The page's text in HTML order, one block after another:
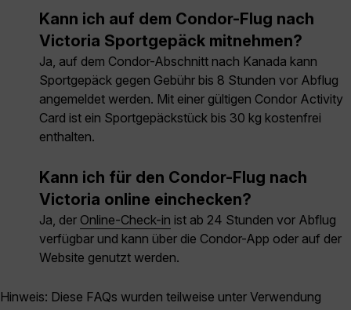
Kann ich auf dem Condor-Flug nach
Victoria Sportgepäck mitnehmen?
Ja, auf dem Condor-Abschnitt nach Kanada kann
Sportgepäck gegen Gebühr bis 8 Stunden vor Abflug
angemeldet werden. Mit einer gültigen Condor Activity
Card ist ein Sportgepäckstück bis 30 kg kostenfrei
enthalten.
Kann ich für den Condor-Flug nach
Victoria online einchecken?
Ja, der Online-Check-in ist ab 24 Stunden vor Abflug
verfügbar und kann über die Condor-App oder auf der
Website genutzt werden.
Hinweis: Diese FAQs wurden teilweise unter Verwendung